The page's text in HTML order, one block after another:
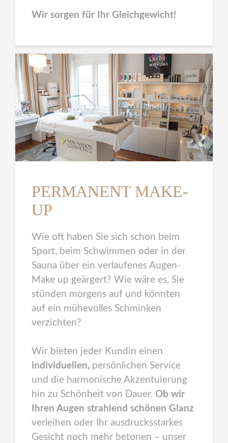
Wir sorgen für Ihr Gleichgewicht!
PERMANENT MAKE-
UP
Wie oft haben Sie sich schon beim
Sport, beim Schwimmen oder in der
Sauna über ein verlaufenes Augen-
Make up geärgert? Wie wäre es, Sie
stünden morgens auf und könnten
auf ein mühevolles Schminken
verzichten?
Wir bieten jeder Kundin einen
individuellen, persönlichen Service
und die harmonische Akzentuierung
hin zu Schönheit von Dauer. Ob wir
Ihren Augen strahlend schönen Glanz
verleihen oder Ihr ausdrucksstarkes
Gesicht noch mehr betonen – unser